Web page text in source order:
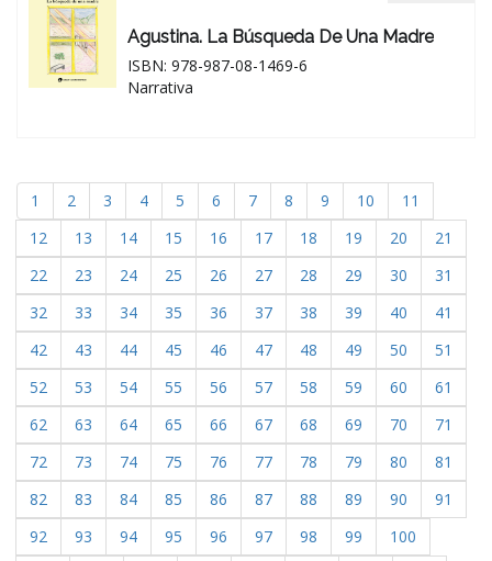
Agustina. La Búsqueda De Una Madre
ISBN: 978-987-08-1469-6
Narrativa
1 2 3 4 5 6 7 8 9 10
11
12
13 14 15 16 17 18 19 20
21
22
23 24 25 26 27 28 29 30
31
32
33 34 35 36 37 38 39 40
41
42
43 44 45 46 47 48 49 50
51
52
53 54 55 56 57 58 59 60
61
62
63 64 65 66 67 68 69 70
71
72
73 74 75 76 77 78 79 80
81
82
83 84 85 86 87 88 89 90
91
92
93 94 95 96 97 98 99
100